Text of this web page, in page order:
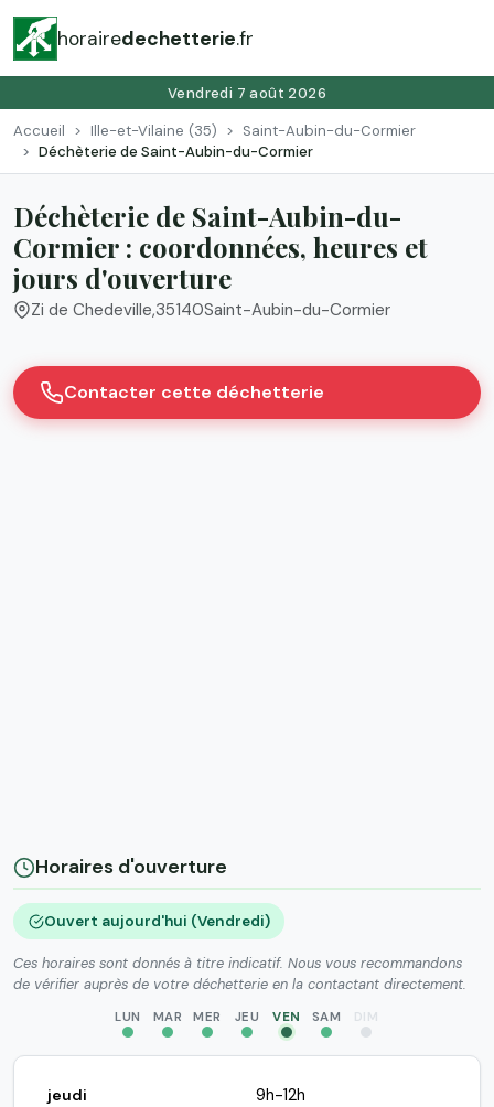
horairedechetterie.fr
Vendredi 7 août 2026
Accueil Ille-et-Vilaine (35)
Saint-Aubin-du-Cormier
Déchèterie de Saint-Aubin-du-Cormier
Déchèterie de Saint-Aubin-du-
Cormier : coordonnées, heures et
jours d'ouverture
Zi de Chedeville,35140Saint-Aubin-du-Cormier
Contacter cette déchetterie
Horaires d'ouverture
Ouvert aujourd'hui (Vendredi)
Ces horaires sont donnés à titre indicatif. Nous vous recommandons
de vérifier auprès de votre déchetterie en la contactant directement.
LUN MAR MER JEU VEN SAM DIM
jeudi 9h-12h